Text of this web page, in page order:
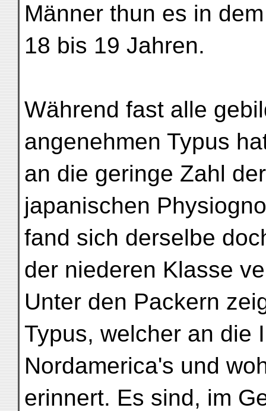
Männer thun es in
18 bis 19 Jahren.
Während fast alle
angenehmen Typus
an die geringe Zahl
japanischen
fand sich derselbe
der niederen Klasse
Unter den Packern
Typus, welcher an die
Nordamerica's und
erinnert. Es sind, im